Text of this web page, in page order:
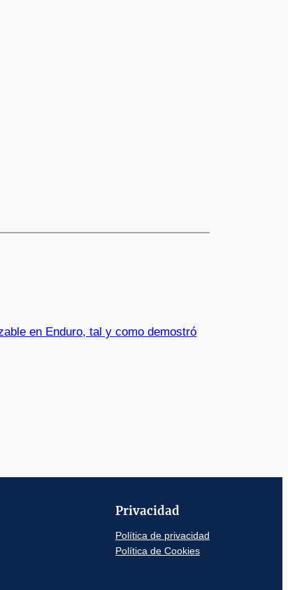
en Enduro, tal y como demostró
Privacidad
Política de privacidad
Política de Cookies